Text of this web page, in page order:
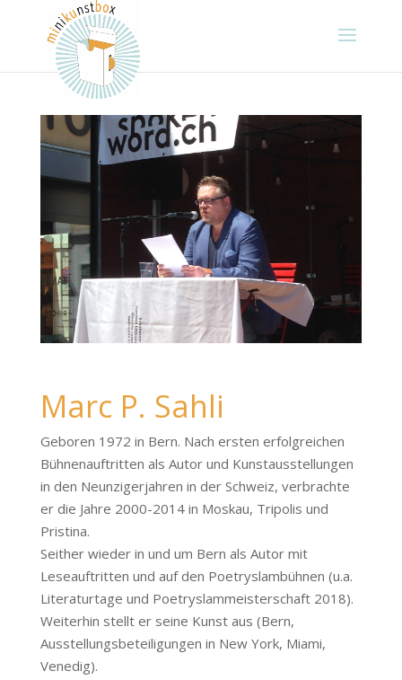
Marc P. Sahli
Geboren 1972 in Bern. Nach ersten erfolgreichen
Bühnenauftritten als Autor und Kunstausstellungen
in den Neunzigerjahren in der Schweiz, verbrachte
er die Jahre 2000-2014 in Moskau, Tripolis und
Pristina.
Seither wieder in und um Bern als Autor mit
Leseauftritten und auf den Poetryslambühnen (u.a.
Literaturtage und Poetryslammeisterschaft 2018).
Weiterhin stellt er seine Kunst aus (Bern,
Ausstellungsbeteiligungen in New York, Miami,
Venedig).